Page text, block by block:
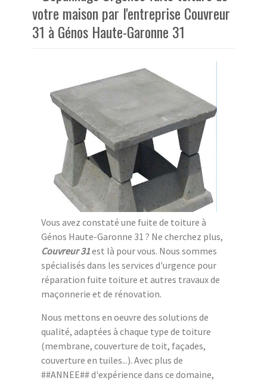
votre maison par l'entreprise Couvreur
31 à Génos Haute-Garonne 31
Vous avez constaté une fuite de toiture à
Génos Haute-Garonne 31 ? Ne cherchez plus,
Couvreur 31est là pour vous. Nous sommes
spécialisés dans les services d'urgence pour
réparation fuite toiture et autres travaux de
maçonnerie et de rénovation.
Nous mettons en oeuvre des solutions de
qualité, adaptées à chaque type de toiture
(membrane, couverture de toit, façades,
couverture en tuiles...). Avec plus de
##ANNEE## d'expérience dans ce domaine,